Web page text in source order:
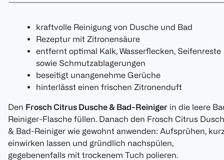
kraftvolle Reinigung von Dusche und Bad
Rezeptur mit Zitronensäure
entfernt optimal Kalk, Wasserflecken, Seifenreste
sowie Schmutzablagerungen
beseitigt unangenehme Gerüche
hinterlässt einen frischen Zitronenduft
Den Frosch Citrus Dusche & Bad-Reiniger in die leere
Reiniger-Flasche füllen. Danach den Frosch Citrus
& Bad-Reiniger wie gewohnt anwenden: Aufsprühen,
einwirken lassen und gründlich nachspülen,
gegebenenfalls mit trockenem Tuch polieren.